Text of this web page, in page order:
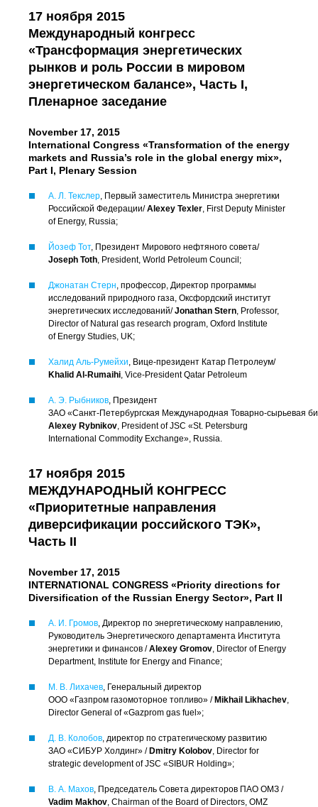
17 ноября 2015
Международный конгресс
«Трансформация энергетических
рынков и роль России в мировом
энергетическом балансе», Часть I,
Пленарное заседание
November 17, 2015
International Congress «Transformation of the energy
markets and Russia’s role in the global energy mix»,
Part I, Plenary Session
А. Л. Текслер, Первый заместитель Министра энергетики
Российской Федерации/Alexey Texler, First Deputy Minister
of Energy, Russia;
Йозеф Тот, Президент Мирового нефтяного совета/
Joseph Toth, President, World Petroleum Council;
Джонатан Стерн, профессор, Директор программы
исследований природного газа, Оксфордский институт
энергетических исследований/Jonathan Stern, Professor,
Director of Natural gas research program, Oxford Institute
of Energy Studies, UK;
Халид Аль-Румейхи, Вице-президент Катар Петролеум/
Khalid Al-Rumaihi, Vice-PresidentQatar Petroleum
А. Э. Рыбников, Президент
ЗАО «Санкт-Петербургская Международная Товарно-сырьевая
Alexey Rybnikov, President of JSC «St. Petersburg
International Commodity Exchange», Russia.
17 ноября 2015
МЕЖДУНАРОДНЫЙ КОНГРЕСС
«Приоритетные направления
диверсификации российского ТЭК»,
Часть II
November 17, 2015
INTERNATIONAL CONGRESS «Priority directions for
Diversification of the Russian Energy Sector», Part II
А. И. Громов, Директор по энергетическому направлению,
Руководитель Энергетического департамента Института
энергетики и финансов /Alexey Gromov, Director of Energy
Department, Institute for Energy and Finance;
М. В. Лихачев, Генеральный директор
ООО «Газпром газомоторное топливо» / Mikhail Likhachev,
Director General of «Gazprom gas fuel»;
Д. В. Колобов, директор по стратегическому развитию
ЗАО «СИБУР Холдинг» / Dmitry Kolobov, Director for
strategic development of JSC «SIBUR Holding»;
В. А. Махов, Председатель Совета директоров ПАО ОМЗ /
Vadim Makhov, Chairman of the Board of Directors, OMZ